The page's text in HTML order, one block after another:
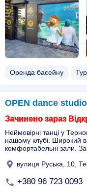
Оренда басейну
OPEN dance studio
Зачинено зараз
Неймовірні танці у
нашому клубі. Широкий
комфортабельні зали.
вулиця Руська, 10,
+380 96 723 0093